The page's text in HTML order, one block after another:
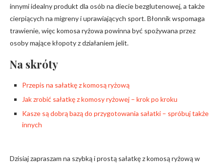
innymi idealny produkt dla osób na diecie bezglutenowej, a także
cierpiących na migreny i uprawiających sport. Błonnik wspomaga
trawienie, więc komosa ryżowa powinna być spożywana przez
osoby mające kłopoty z działaniem jelit.
Na skróty
Przepis na sałatkę z komosą ryżową
Jak zrobić sałatkę z komosy ryżowej – krok po kroku
Kasze są dobrą bazą do przygotowania sałatki – spróbuj także
innych
Dzisiaj zapraszam na szybką i prostą sałatkę z komosą ryżową w